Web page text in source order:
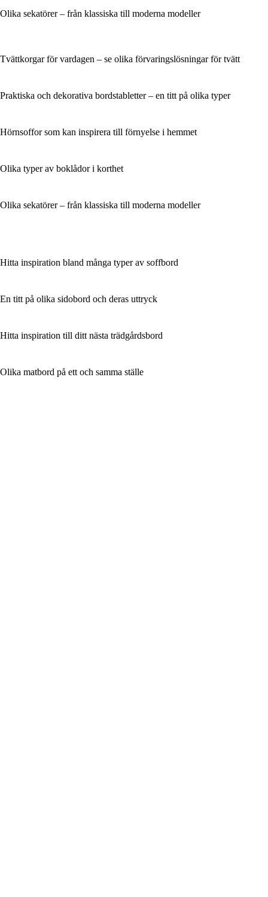
Olika sekatörer – från klassiska till moderna modeller
Tvättkorgar för vardagen – se olika förvaringslösningar för tvätt
Praktiska och dekorativa bordstabletter – en titt på olika typer
Hörnsoffor som kan inspirera till förnyelse i hemmet
Olika typer av boklådor i korthet
Olika sekatörer – från klassiska till moderna modeller
Hitta inspiration bland många typer av soffbord
En titt på olika sidobord och deras uttryck
Hitta inspiration till ditt nästa trädgårdsbord
Olika matbord på ett och samma ställe